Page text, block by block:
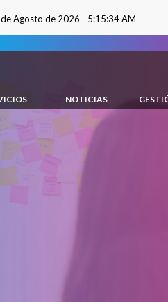
Agosto de 2026 - 5:15:35 AM
NOTICIAS